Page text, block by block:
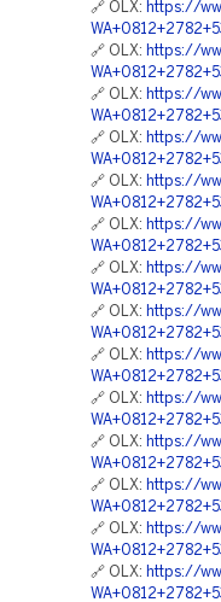
🔗 OLX: https://
🔗 OLX: https://
🔗 OLX: https://
🔗 OLX: https://
🔗 OLX: https://
🔗 OLX: https://
🔗 OLX: https://
🔗 OLX: https://
🔗 OLX: https://
🔗 OLX: https://
🔗 OLX: https://
🔗 OLX: https://
🔗 OLX: https://
🔗 OLX: https://